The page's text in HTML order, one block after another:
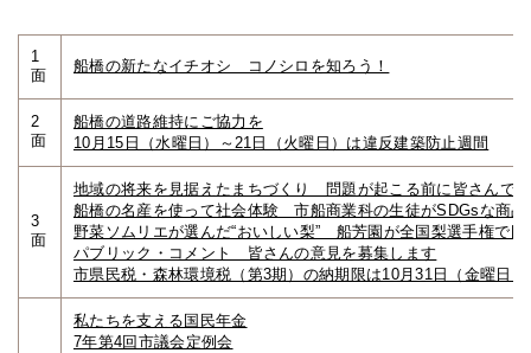
1
面
船橋の新たなイチオシ コノシロを知ろう！
2
面
船橋の道路維持にご協力を
10月15日（水曜日）～21日（火曜日）は違反建築防止週間
3
面
地域の将来を見据えたまちづくり 問題が起こる前に皆さんで
船橋の名産を使って社会体験 市船商業科の生徒がSDGsな商品
野菜ソムリエが選んだ“おいしい梨” 船芳園が全国梨選手権で日
パブリック・コメント 皆さんの意見を募集します
市県民税・森林環境税（第3期）の納期限は10月31日（金曜日）
私たちを支える国民年金
7年第4回市議会定例会